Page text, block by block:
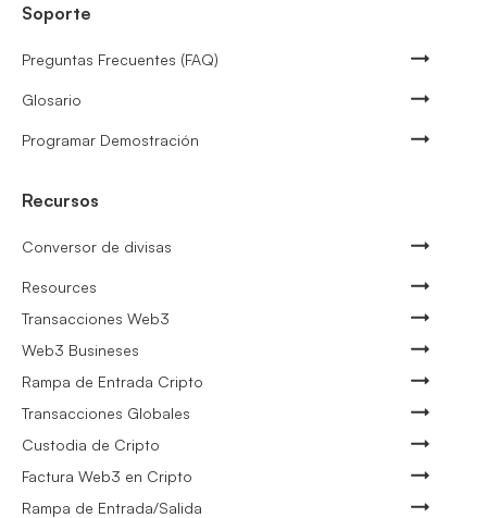
Soporte
Preguntas Frecuentes (FAQ)
Glosario
Programar Demostración
Recursos
Conversor de divisas
Resources
Transacciones Web3
Web3 Busineses
Rampa de Entrada Cripto
Transacciones Globales
Custodia de Cripto
Factura Web3 en Cripto
Rampa de Entrada/Salida